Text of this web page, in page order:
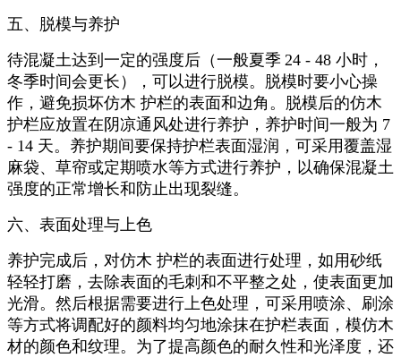
五、脱模与养护
待混凝土达到一定的强度后（一般夏季 24 - 48 小时，
冬季时间会更长），可以进行脱模。脱模时要小心操
作，避免损坏仿木 护栏的表面和边角。脱模后的仿木
护栏应放置在阴凉通风处进行养护，养护时间一般为 7
- 14 天。养护期间要保持护栏表面湿润，可采用覆盖湿
麻袋、草帘或定期喷水等方式进行养护，以确保混凝土
强度的正常增长和防止出现裂缝。
六、表面处理与上色
养护完成后，对仿木 护栏的表面进行处理，如用砂纸
轻轻打磨，去除表面的毛刺和不平整之处，使表面更加
光滑。然后根据需要进行上色处理，可采用喷涂、刷涂
等方式将调配好的颜料均匀地涂抹在护栏表面，模仿木
材的颜色和纹理。为了提高颜色的耐久性和光泽度，还